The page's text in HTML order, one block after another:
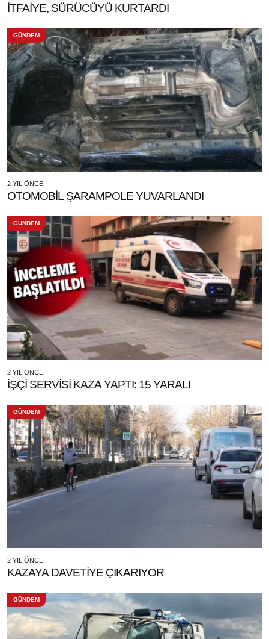
İTFAİYE, SÜRÜCÜYÜ KURTARDI
GÜNDEM
2 YIL ÖNCE
OTOMOBİL ŞARAMPOLE YUVARLANDI
GÜNDEM
2 YIL ÖNCE
İŞÇİ SERVİSİ KAZA YAPTI: 15 YARALI
GÜNDEM
2 YIL ÖNCE
KAZAYA DAVETİYE ÇIKARIYOR
GÜNDEM